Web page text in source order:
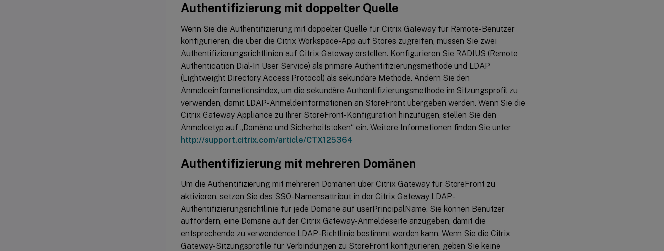
Authentifizierung mit doppelter Quelle
Wenn Sie die Authentifizierung mit doppelter Quelle für Citrix Gateway für Remote-Benutzer
konfigurieren, die über die Citrix Workspace-App auf Stores zugreifen, müssen Sie zwei
Authentifizierungsrichtlinien auf Citrix Gateway erstellen. Konfigurieren Sie RADIUS (Remote
Authentication Dial-In User Service) als primäre Authentifizierungsmethode und LDAP
(Lightweight Directory Access Protocol) als sekundäre Methode. Ändern Sie den
Anmeldeinformationsindex, um die sekundäre Authentifizierungsmethode im Sitzungsprofil zu
verwenden, damit LDAP-Anmeldeinformationen an StoreFront übergeben werden. Wenn Sie die
Citrix Gateway Appliance zu Ihrer StoreFront-Konfiguration hinzufügen, stellen Sie den
Anmeldetyp auf „Domäne und Sicherheitstoken“ ein. Weitere Informationen finden Sie unter
http://support.citrix.com/article/CTX125364
Authentifizierung mit mehreren Domänen
Um die Authentifizierung mit mehreren Domänen über Citrix Gateway für StoreFront zu
aktivieren, setzen Sie das SSO-Namensattribut in der Citrix Gateway LDAP-
Authentifizierungsrichtlinie für jede Domäne auf userPrincipalName. Sie können Benutzer
auffordern, eine Domäne auf der Citrix Gateway-Anmeldeseite anzugeben, damit die
entsprechende zu verwendende LDAP-Richtlinie bestimmt werden kann. Wenn Sie die Citrix
Gateway-Sitzungsprofile für Verbindungen zu StoreFront konfigurieren, geben Sie keine